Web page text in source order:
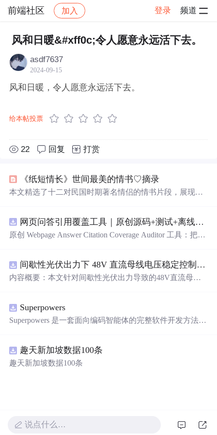
前端社区 加入 登录 频道
社区 前端社区 感慨 帖子详情
风和日暖&#xff0c;令人愿意永远活下去。
asdf7637
2024-09-15
风和日暖，令人愿意永远活下去。
给本帖投票
22 回复 打赏
《纸短情长》世间最美的情书♡摘录
本文精选了十二对民国时期著名情侣的情书片段，展现了
载着深刻的情感与时代的印记。
网页问答引用覆盖工具｜原创源码+测试+离线报告
原创 Webpage Answer Citation Coverage Auditor 工具：把网
L/SVG报告、测试与示例。压缩包包含完整源码、3项自动
化测试、可复现示例、HTML/JSON/SVG离线报告、1080×
复核；Node.js 18+可直接运行，零第三方运行依赖。
间歇性光伏出力下 48V 直流母线电压稳定控制及储能双向充放电闭环调控体系研究（Simulink仿真实现）
内容概要：本文针对间歇性光伏出力导致的48V直流母线
电压稳定控制。通过Simulink搭建包含光伏阵列、Boost DC
-DC变换器、负载、双向DC-DC变换器及锂离子电池的完
光伏能量捕获效率，并结合储能系统的双向调节能力，实
施削峰填谷策略，实现能量的时空转移与动态补偿。研究
涵盖系统建模、控制策略设计、仿真验证全流程，确保在
科研人员及工程技术人员。; 使用场景及目标：①用于离网
光伏直流微网系统的仿真建模与稳定性分析；②掌握MPP
Superpowers
Superpowers 是一套面向编码智能体的完整软件开发方法，
趣天新加坡数据100条
趣天新加坡数据100条
说点什么…